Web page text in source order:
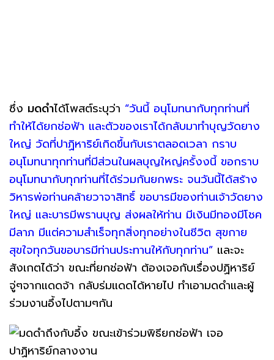
ซึ่ง มดดำได้โพสต์ระบุว่า “วันนี้ อนุโมทนากับทุกท่านที่
ทำให้ได้ยกช่อฟ้า และตัวของเราได้กลับมาทำบุญวัดยาง
ใหญ่ วัดที่ปาฏิหาริย์เกิดขึ้นกับเราตลอดเวลา กราบ
อนุโมทนาทุกท่านที่มีส่วนในผลบุญใหญ่ครั้งงนี้ ขอกราบ
อนุโมทนากับทุกท่านที่ได้ร่วมกันยกพระ จนวันนี้ได้สร้าง
วิหารพ่อท่านคล้ายวาจาสิทธิ์ ขอบารมีของท่านเจ้าวัดยาง
ใหญ่ และบารมีพรานบุญ ส่งผลให้ท่าน มีเงินมีทองมีโชค
มีลาภ มีแต่ความสำเร็จทุกสิ่งทุกอย่างในชีวิต สุขกาย
สุขใจทุกวันขอบารมีท่านประทานให้กับทุกท่าน” และจะ
สังเกตได้ว่า ขณะที่ยกช่อฟ้า ต้องเจอกับเรื่องปฏิหาริย์
จู่ๆจากแดดจ้า กลับร่มแดดได้หายไป ทำเอามดดำและผู้
ร่วมงานอึ้งไปตามๆกัน